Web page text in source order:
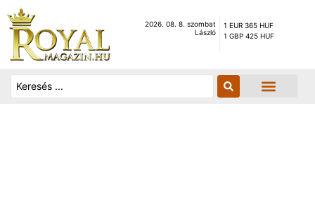
2026. 08. 8. szombat
László
1 EUR 365 HUF
1 GBP 425 HUF